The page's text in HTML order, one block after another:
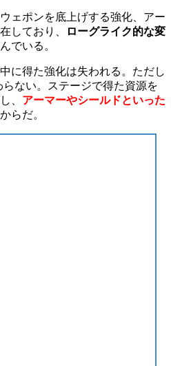
ェポンを底上げする強化、アー
しており、
ローグライク的な変
でいる。
に得た強化は失われる。ただし
らない。ステージで得た資源を
、 アーマーやシールドといった
らだ。